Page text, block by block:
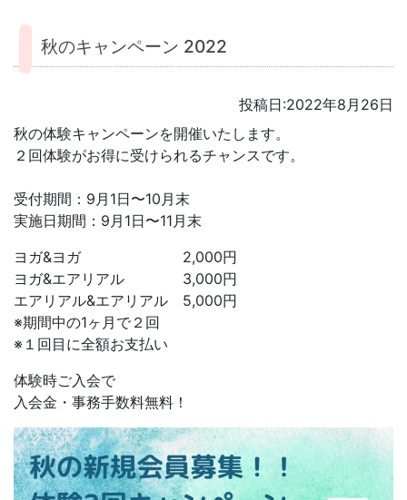
秋のキャンペーン 2022
投稿日:2022年8月26日
秋の体験キャンペーンを開催いたします。
２回体験がお得に受けられるチャンスです。
受付期間：9月1日〜10月末
実施日期間：9月1日〜11月末
ヨガ&ヨガ 2,000円
ヨガ&エアリアル 3,000円
エアリアル&エアリアル 5,000円
※期間中の1ヶ月で２回
※１回目に全額お支払い
体験時ご入会で
入会金・事務手数料無料！